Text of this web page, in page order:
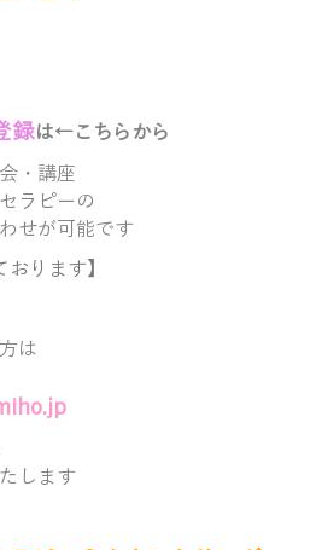
録は←こちらから
・講座
ラピーの
せが可能です
ります】
は
します